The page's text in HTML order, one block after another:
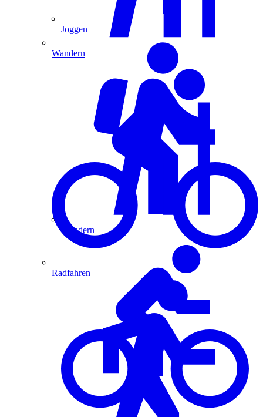
Joggen
Wandern
Wandern
Radfahren